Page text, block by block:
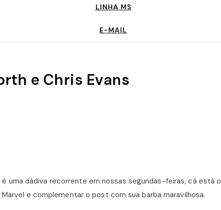
LINHA MS
E-MAIL
e Chris Evans
é uma dádiva recorrente em nossas segundas-feiras, cá está o
e complementar o post com sua barba maravilhosa.